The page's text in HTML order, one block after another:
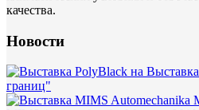
качества.
Новости
границ"